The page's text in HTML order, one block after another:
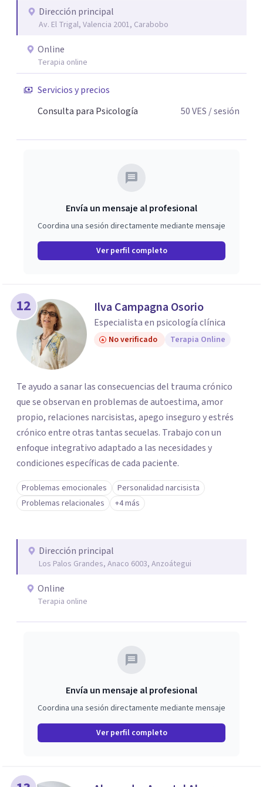
Dirección principal
Av. El Trigal, Valencia 2001, Carabobo
Online
Terapia online
Servicios y precios
Consulta para Psicología
50VES / sesión
Envía un mensaje al profesional
Coordina una sesión directamente mediante mensaje
Ver perfil completo
12 Ilva Campagna Osorio
Especialista en psicología clínica
No verificado Terapia Online
Te ayudo a sanar las consecuencias del trauma crónico
que se observan en problemas de autoestima, amor
propio, relaciones narcisistas, apego inseguro y estrés
crónico entre otras tantas secuelas. Trabajo con un
enfoque integrativo adaptado a las necesidades y
condiciones específicas de cada paciente.
Problemas emocionales
Personalidad narcisista
Problemas relacionales
+4 más
Dirección principal
Los Palos Grandes, Anaco 6003, Anzoátegui
Online
Terapia online
Envía un mensaje al profesional
Coordina una sesión directamente mediante mensaje
Ver perfil completo